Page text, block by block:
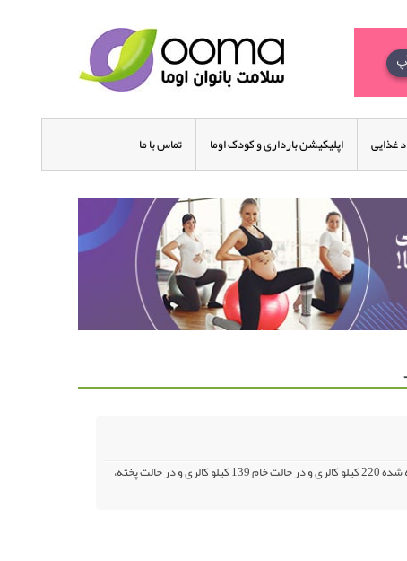
غذایی اپلیکیشن بارداری و کودک اوما تماس با ما
کالری گوسفند، جگر در حالت تفت مختصر و سپس بطور ملایم همراه با آب پخته شده 220 کیلو کالری و در حالت خام 139 کیلو کالری و در حالت پخته،